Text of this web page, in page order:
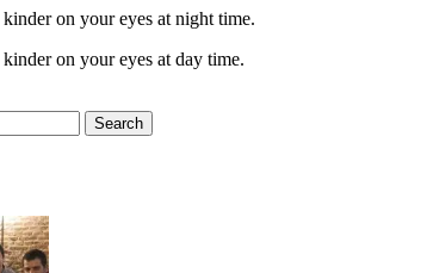
on your eyes at night time.
on your eyes at day time.
Search